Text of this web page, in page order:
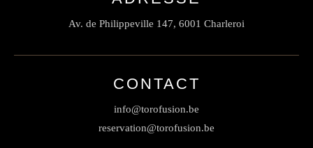
Av. de Philippeville 147, 6001 Charleroi
CONTACT
info@torofusion.be
reservation@torofusion.be